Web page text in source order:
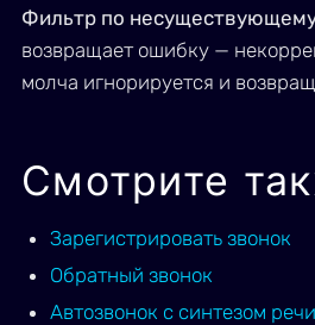
Фильтр по
возвращает ошибку —
молча игнорируется и
Смотрите
Зарегистрировать звонок
Обратный звонок
Автозвонок с синтезом речи